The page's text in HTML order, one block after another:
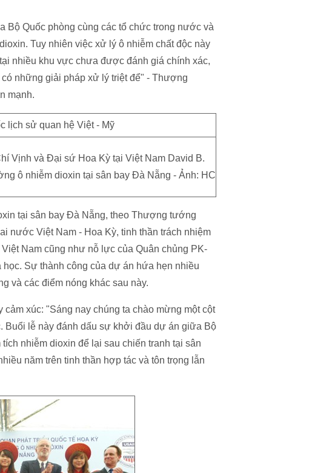
Quốc phòng cùng các tổ chức trong nước và
Tuy nhiên việc xử lý ô nhiễm chất độc này
nhiều khu vực chưa được đánh giá chính xác,
những giải pháp xử lý triệt để" - Thượng
mạnh.
Vịnh và Đại sứ Hoa Kỳ tại Việt Nam David B.
ô nhiễm dioxin tại sân bay Đà Nẵng - Ảnh: HC
tại sân bay Đà Nẵng, theo Thượng tướng
nước Việt Nam - Hoa Kỳ, tinh thần trách nhiệm
Nam cũng như nỗ lực của Quân chủng PK-
Sự thành công của dự án hứa hẹn nhiều
và các điểm nóng khác sau này.
xúc: "Sáng nay chúng ta chào mừng một cột
lễ này đánh dấu sự khởi đầu dự án giữa Bộ
nhiễm dioxin để lại sau chiến tranh tại sân
năm trên tinh thần hợp tác và tôn trọng lẫn